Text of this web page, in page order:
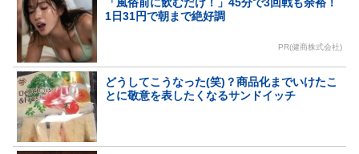
「風俗前に飲むだけ！」45分で3回戦も余裕！
1日31円で朝まで絶好調
PR(健商株式会社)
どうしてこうなった(笑)？商品化までいけたこ
とに敬意を表したくなるサンドイッチ